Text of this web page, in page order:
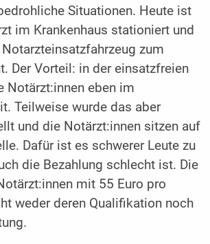
Situationen. Heute ist
im Krankenhaus stationiert und
zum
Der Vorteil: in der einsatzfreien
Notärzt:innen eben im
Teilweise wurde das aber
und die Notärzt:innen sitzen auf
Dafür ist es schwerer Leute zu
die Bezahlung schlecht ist. Die
mit 55 Euro pro
weder deren Qualifikation noch